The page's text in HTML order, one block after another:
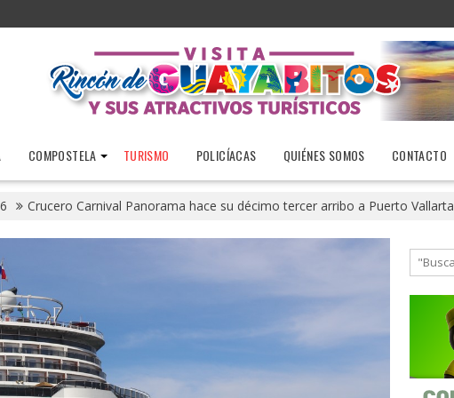
COMPOSTELA TURISMO POLICÍACAS QUIÉNES SOMOS CONTACTO
Crucero Carnival Panorama hace su décimo tercer arribo a Puerto Vallarta